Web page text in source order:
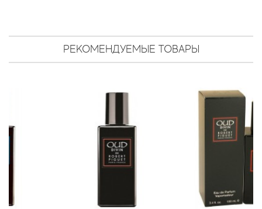
РЕКОМЕНДУЕМЫЕ ТОВАРЫ
Arabiyat
Aramis
Armaf